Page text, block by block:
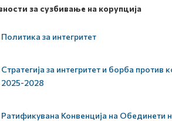
за сузбивање на корупција
Политика за интегритет
Стратегија за интегритет и борба
2025-2028
Ратификувана Конвенција на Обединети